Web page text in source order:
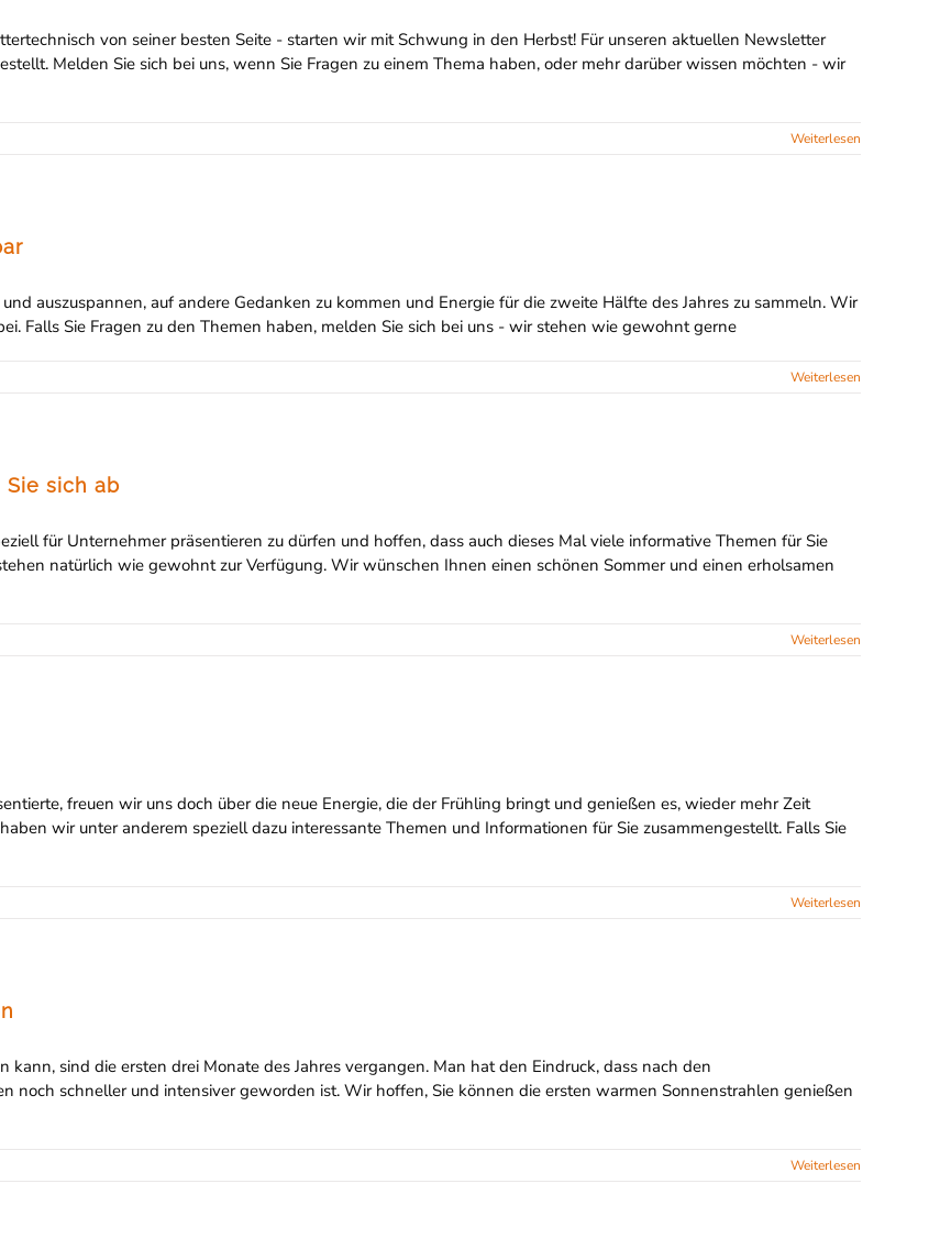
von seiner besten Seite - starten wir mit Schwung in den Herbst! Für unseren aktuellen Newsletter
Melden Sie sich bei uns, wenn Sie Fragen zu einem Thema haben, oder mehr darüber wissen möchten - wir
Weiterlesen
auszuspannen, auf andere Gedanken zu kommen und Energie für die zweite Hälfte des Jahres zu sammeln. Wir
Falls Sie Fragen zu den Themen haben, melden Sie sich bei uns - wir stehen wie gewohnt gerne
Weiterlesen
sich ab
für Unternehmer präsentieren zu dürfen und hoffen, dass auch dieses Mal viele informative Themen für Sie
natürlich wie gewohnt zur Verfügung. Wir wünschen Ihnen einen schönen Sommer und einen erholsamen
Weiterlesen
freuen wir uns doch über die neue Energie, die der Frühling bringt und genießen es, wieder mehr Zeit
wir unter anderem speziell dazu interessante Themen und Informationen für Sie zusammengestellt. Falls Sie
Weiterlesen
sind die ersten drei Monate des Jahres vergangen. Man hat den Eindruck, dass nach den
noch schneller und intensiver geworden ist. Wir hoffen, Sie können die ersten warmen Sonnenstrahlen genießen
Weiterlesen